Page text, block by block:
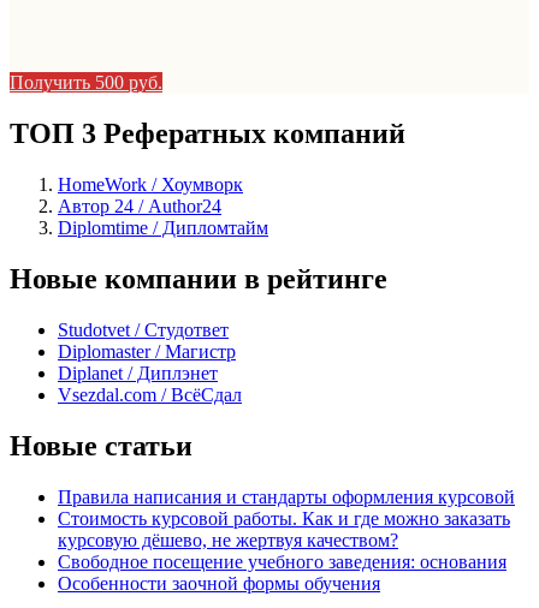
Получить 500 руб.
ТОП 3 Рефератных компаний
HomeWork / Хоумворк
Автор 24 / Author24
Diplomtime / Дипломтайм
Новые компании в рейтинге
Studotvet / Студответ
Diplomaster / Магистр
Diplanet / Диплэнет
Vsezdal.com / ВсёСдал
Новые статьи
Правила написания и стандарты оформления курсовой
Стоимость курсовой работы. Как и где можно заказать
курсовую дёшево, не жертвуя качеством?
Свободное посещение учебного заведения: основания
Особенности заочной формы обучения